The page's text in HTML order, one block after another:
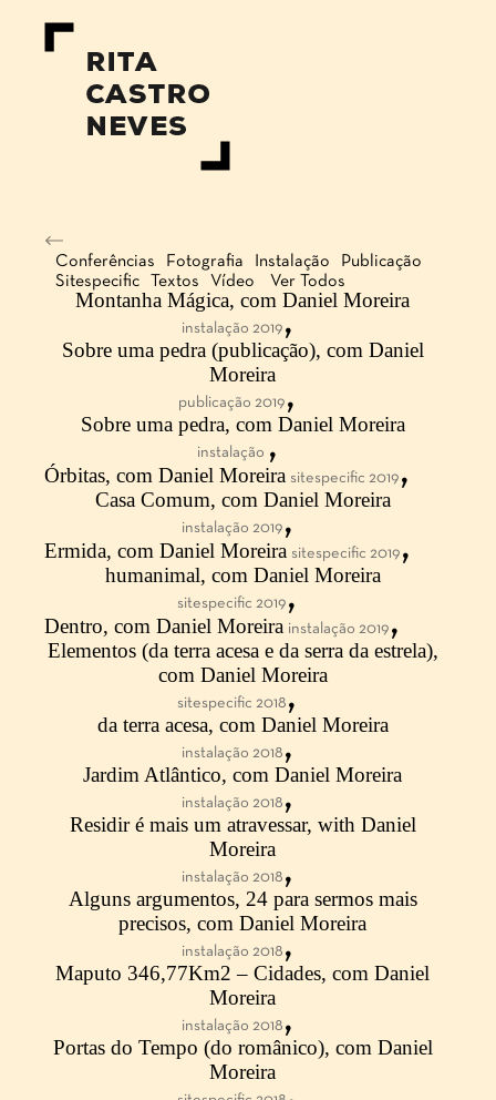
Conferências Fotografia Instalação
Publicação
Sitespecific
Textos Vídeo Ver Todos
Montanha Mágica, com Daniel Moreira
instalação 2019,
Sobre uma pedra (publicação), com Daniel
Moreira
publicação 2019 ,
Sobre uma pedra, com Daniel Moreira
instalação ,
Órbitas, com Daniel Moreira sitespecific 2019 ,
Casa Comum, com Daniel Moreira
instalação 2019,
Ermida, com Daniel Moreira sitespecific 2019 ,
humanimal, com Daniel Moreira
sitespecific 2019,
Dentro, com Daniel Moreira instalação 2019 ,
Elementos (da terra acesa e da serra da estrela),
com Daniel Moreira
sitespecific 2018,
da terra acesa, com Daniel Moreira
instalação 2018,
Jardim Atlântico, com Daniel Moreira
instalação 2018,
Residir é mais um atravessar, with Daniel
Moreira
instalação 2018 ,
Alguns argumentos, 24 para sermos mais
precisos, com Daniel Moreira
instalação 2018,
Maputo 346,77Km2 – Cidades, com Daniel
Moreira
instalação 2018 ,
Portas do Tempo (do românico), com Daniel
Moreira